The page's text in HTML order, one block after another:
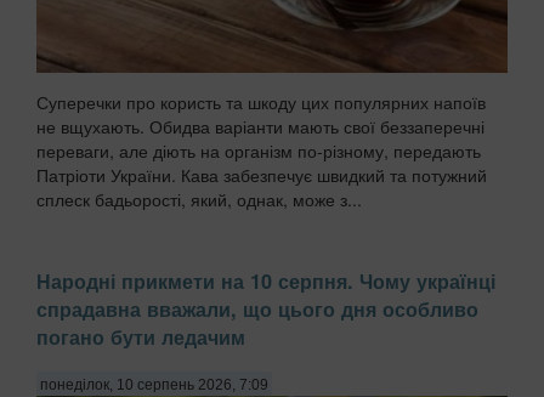
Суперечки про користь та шкоду цих популярних напоїв
не вщухають. Обидва варіанти мають свої беззаперечні
переваги, але діють на організм по-різному, передають
Патріоти України. Кава забезпечує швидкий та потужний
сплеск бадьорості, який, однак, може з...
Народні прикмети на 10 серпня. Чому українці
спрадавна вважали, що цього дня особливо
погано бути ледачим
понеділок, 10 серпень 2026, 7:09